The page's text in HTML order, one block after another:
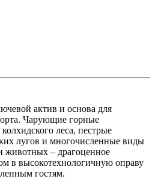
актив и основа для
Чарующие горные
леса, пестрые
лугов и многочисленные виды
животных – драгоценное
в высокотехнологичную оправу
гостям.